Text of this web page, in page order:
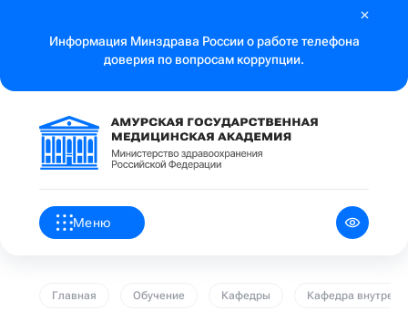
Информация Минздрава России о работе телефона
доверия по вопросам коррупции.
Меню
Главная Обучение Кафедры Кафедра